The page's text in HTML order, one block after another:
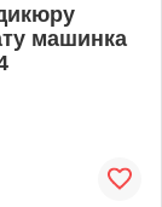
машинка